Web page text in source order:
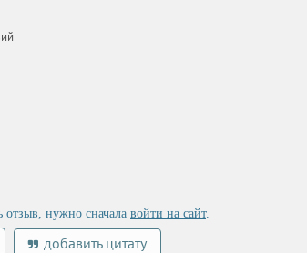
отзыв, нужно сначала войти на сайт.
добавить цитату